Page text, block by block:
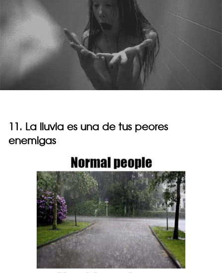
11. La lluvia es una de tus peores
enemigas